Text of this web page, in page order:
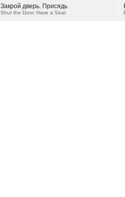
Закрой дверь. Присядь
Shut the Door. Have a Seat